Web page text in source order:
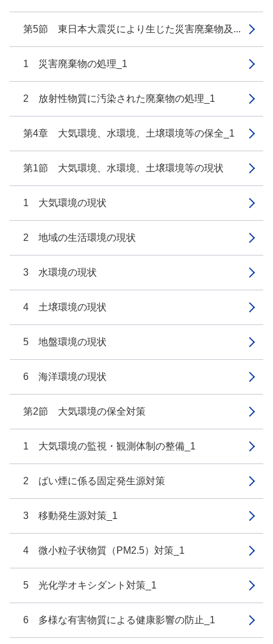
第5節 東日本大震災により生じた災害廃棄物及...
1 災害廃棄物の処理_1
2 放射性物質に汚染された廃棄物の処理_1
第4章 大気環境、水環境、土壌環境等の保全_1
第1節 大気環境、水環境、土壌環境等の現状
1 大気環境の現状
2 地域の生活環境の現状
3 水環境の現状
4 土壌環境の現状
5 地盤環境の現状
6 海洋環境の現状
第2節 大気環境の保全対策
1 大気環境の監視・観測体制の整備_1
2 ばい煙に係る固定発生源対策
3 移動発生源対策_1
4 微小粒子状物質（PM2.5）対策_1
5 光化学オキシダント対策_1
6 多様な有害物質による健康影響の防止_1